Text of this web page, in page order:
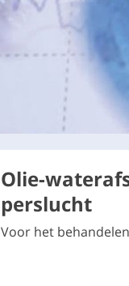
Olie-
perslucht
Voor het